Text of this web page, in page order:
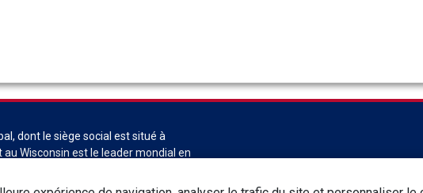
dont le siège social est situé à
au Wisconsin est le leader mondial en
bovine. ABS Global est une division